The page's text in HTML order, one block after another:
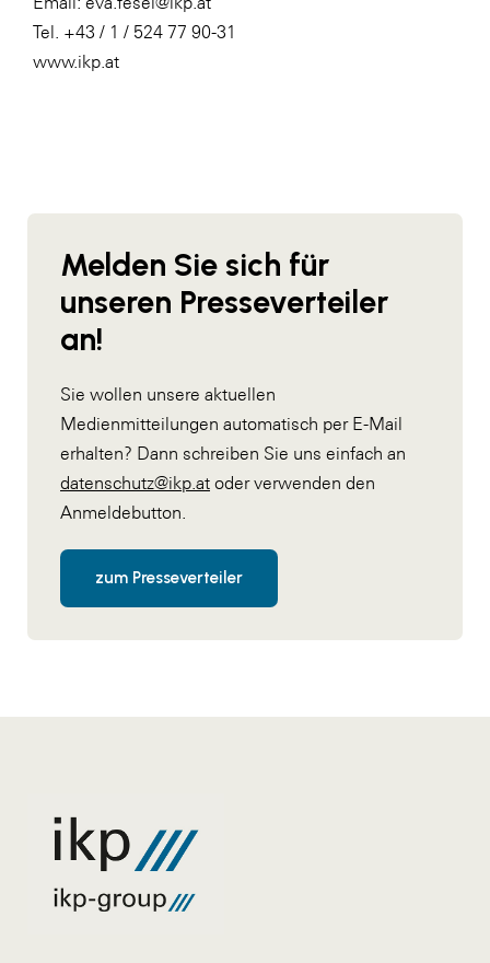
Tel. +43 / 1 / 524 77 90-31
www.ikp.at
Melden Sie sich für
unseren Presseverteiler
an!
Sie wollen unsere aktuellen
Medienmitteilungen automatisch per E-Mail
erhalten? Dann schreiben Sie uns einfach an
datenschutz@ikp.at oder verwenden den
Anmeldebutton.
zum Presseverteiler